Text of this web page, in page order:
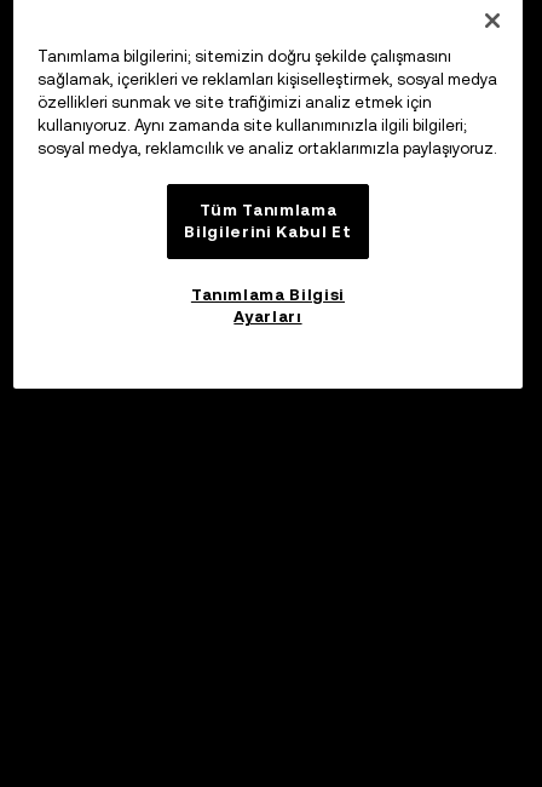
Tanımlama bilgilerini; sitemizin doğru şekilde çalışmasını
sağlamak, içerikleri ve reklamları kişiselleştirmek, sosyal medya
özellikleri sunmak ve site trafiğimizi analiz etmek için
kullanıyoruz. Aynı zamanda site kullanımınızla ilgili bilgileri;
sosyal medya, reklamcılık ve analiz ortaklarımızla paylaşıyoruz.
Tüm Tanımlama
Bilgilerini Kabul Et
Tanımlama Bilgisi
Ayarları